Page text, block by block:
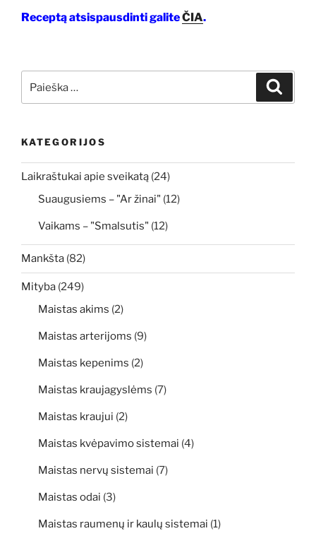
Receptą atsispausdinti galiteČIA.
KATEGORIJOS
Laikraštukai apie sveikatą (24)
Suaugusiems – "Ar žinai" (12)
Vaikams – "Smalsutis" (12)
Mankšta (82)
Mityba (249)
Maistas akims (2)
Maistas arterijoms (9)
Maistas kepenims (2)
Maistas kraujagyslėms (7)
Maistas kraujui (2)
Maistas kvėpavimo sistemai (4)
Maistas nervų sistemai (7)
Maistas odai (3)
Maistas raumenų ir kaulų sistemai (1)